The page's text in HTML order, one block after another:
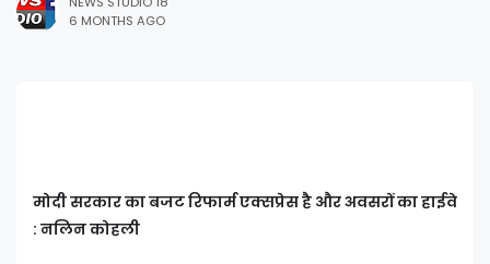
6 MONTHS AGO
मोदी सरकार का बजट रिफार्म एक्सप्रेस है और अवसरों का हाईवे
: नलिन कोहली